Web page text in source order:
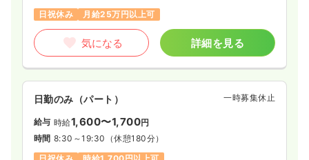
日祝休み
月給25万円以上可
気になる 詳細を見る
日勤のみ（パート） 一時募集休止
給与 時給1,600〜1,700円
時間 8:30～19:30 （休憩180分）